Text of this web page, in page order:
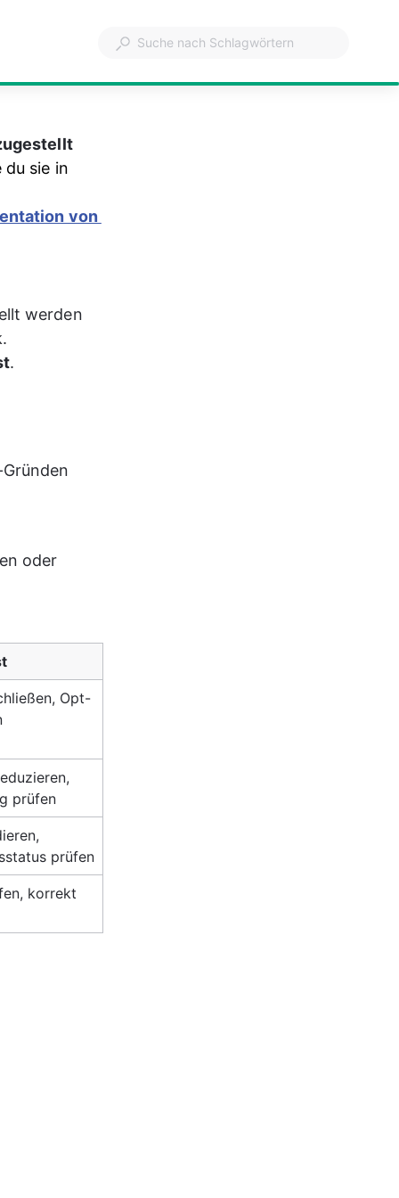
sie in
von
werden
.
oder
Opt-
prüfen
prüfen
korrekt